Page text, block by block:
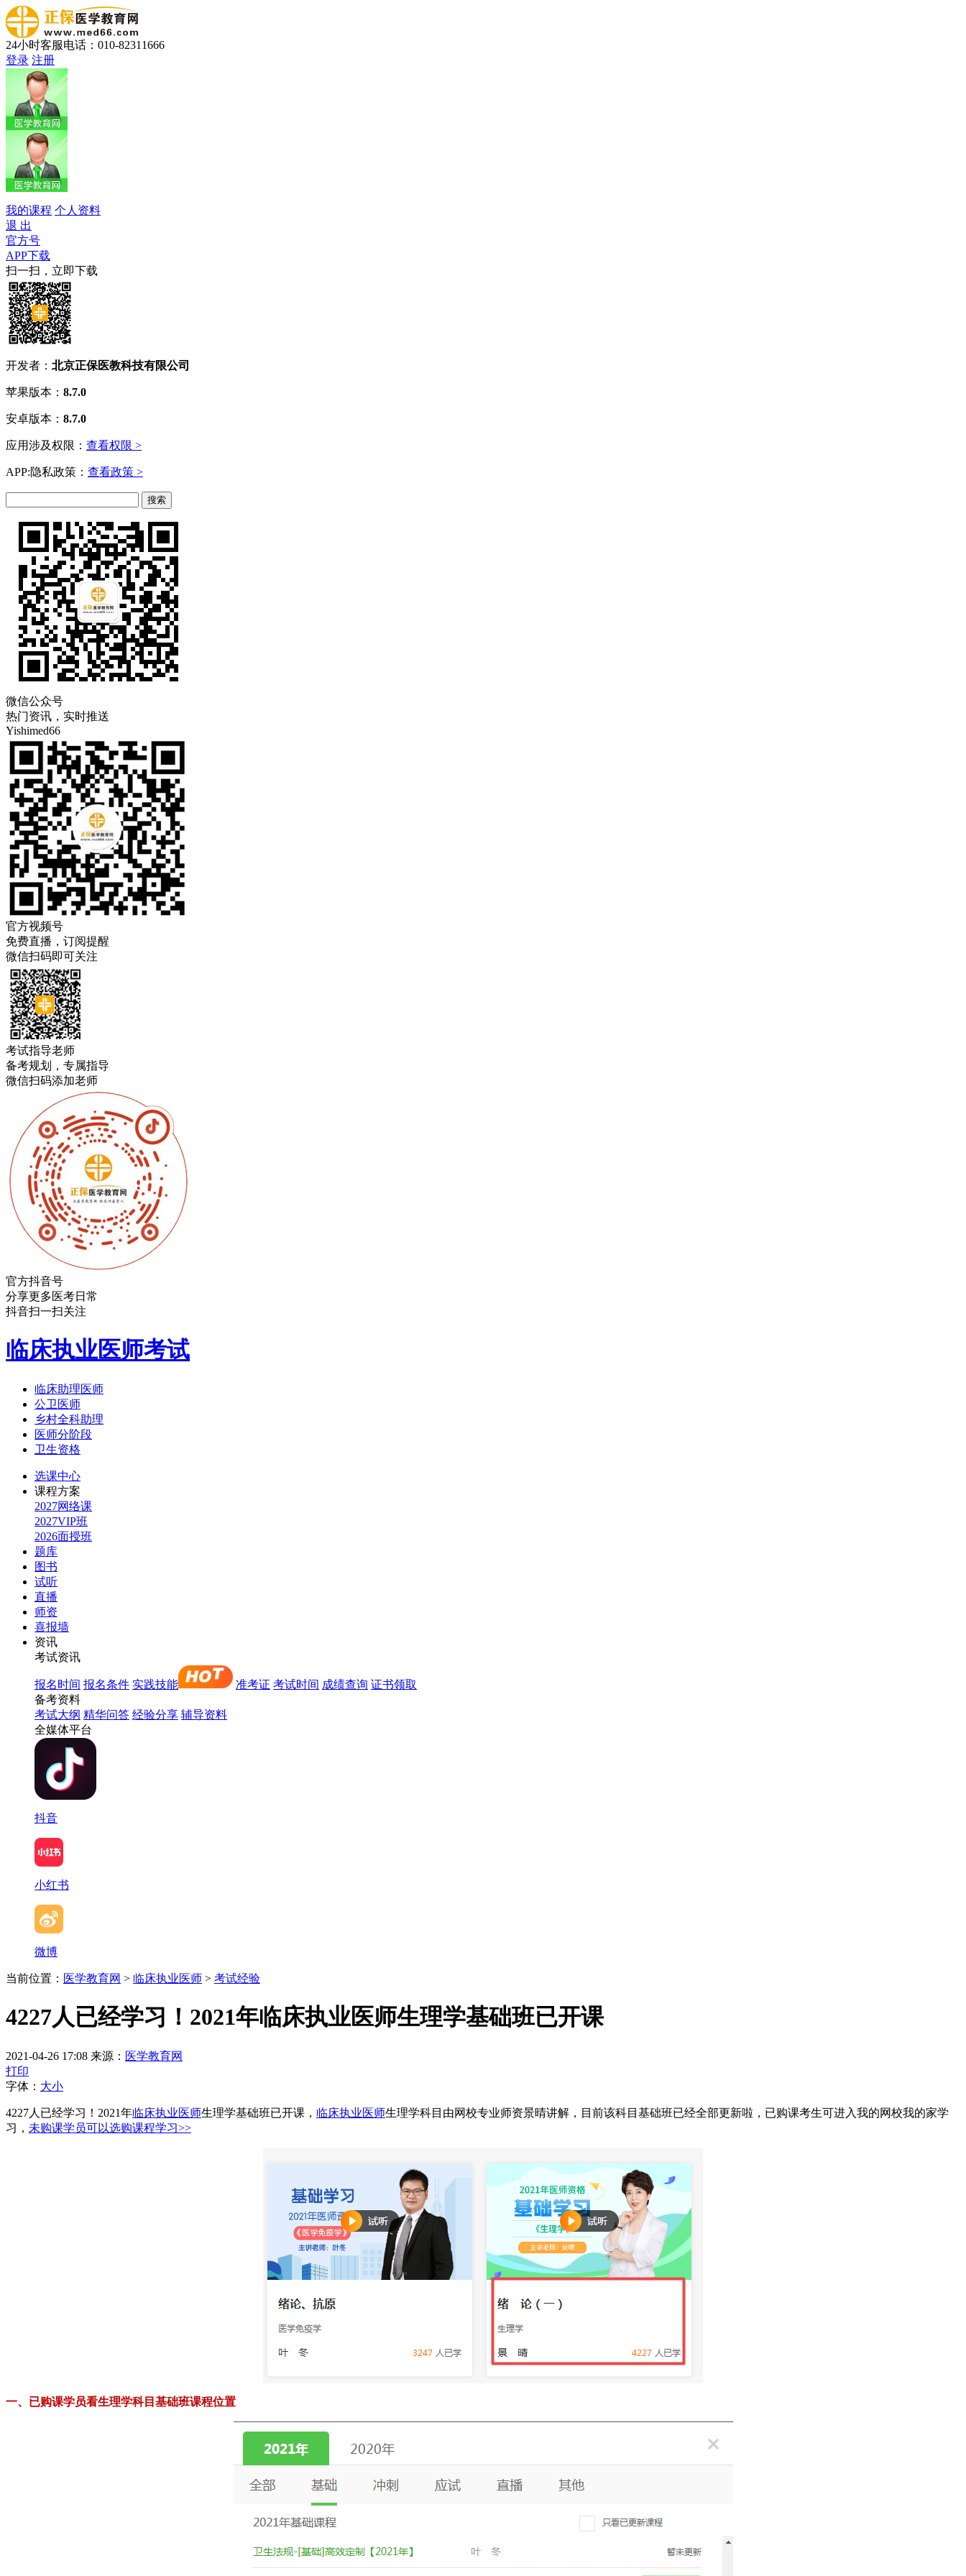
24小时客服电话：010-82311666
登录 注册
我的课程 个人资料
退 出
官方号
APP下载
扫一扫，立即下载
开发者： 北京正保医教科技有限公司
苹果版本： 8.7.0
安卓版本： 8.7.0
应用涉及权限： 查看权限 >
APP:隐私政策： 查看政策 >
微信公众号
热门资讯，实时推送
Yishimed66
官方视频号
免费直播，订阅提醒
微信扫码即可关注
考试指导老师
备考规划，专属指导
微信扫码添加老师
官方抖音号
分享更多医考日常
抖音扫一扫关注
临床执业医师考试
临床助理医师
公卫医师
乡村全科助理
医师分阶段
卫生资格
选课中心
课程方案
2027网络课
2027VIP班
2026面授班
题库
图书
试听
直播
师资
喜报墙
资讯
考试资讯
报名时间 报名条件 实践技能 准考证 考试时间 成绩查询 证书领取
备考资料
考试大纲 精华问答 经验分享 辅导资料
全媒体平台
抖音
小红书
微博
当前位置： 医学教育网 > 临床执业医师 > 考试经验
4227人已经学习！2021年临床执业医师生理学基础班已开课
2021-04-26 17:08 来源： 医学教育网
打印
字体： 大小
4227人已经学习！2021年临床执业医师生理学基础班已开课， 临床执业医师生理学科目由网校专业师资景晴讲解，目前该科目基础班已经全部更新啦，已购课考生可进入我的网校我的家学
习， 未购课学员可以选购课程学习>>
一、已购课学员看生理学科目基础班课程位置